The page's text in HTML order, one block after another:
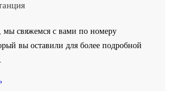
мы свяжемся с вами по номеру
вы оставили для более подробной